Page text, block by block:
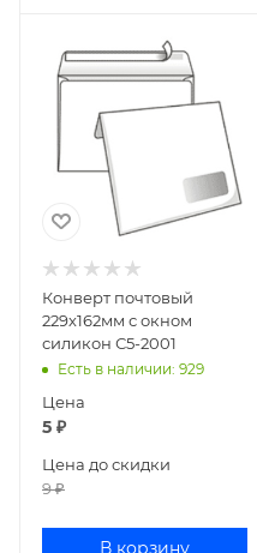
Конверт почтовый
229х162мм с окном
силикон С5-2001
Есть в наличии: 929
Цена
5 ₽
Цена до скидки
9₽
В корзину